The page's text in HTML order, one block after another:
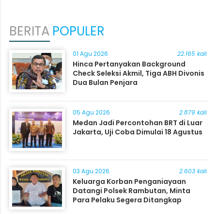
BERITA POPULER
01 Agu 2026 22.165 kali
Hinca Pertanyakan Background
Check Seleksi Akmil, Tiga ABH Divonis
Dua Bulan Penjara
05 Agu 2026 2.879 kali
Medan Jadi Percontohan BRT di Luar
Jakarta, Uji Coba Dimulai 18 Agustus
03 Agu 2026 2.603 kali
Keluarga Korban Penganiayaan
Datangi Polsek Rambutan, Minta
Para Pelaku Segera Ditangkap